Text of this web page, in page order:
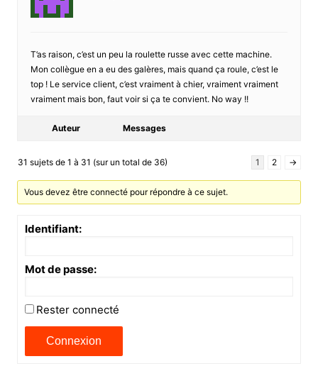
T’as raison, c’est un peu la roulette russe avec cette machine.
Mon collègue en a eu des galères, mais quand ça roule, c’est le
top ! Le service client, c’est vraiment à chier, vraiment vraiment
vraiment mais bon, faut voir si ça te convient. No way !!
Auteur Messages
31 sujets de 1 à 31 (sur un total de 36) 1 2 →
Vous devez être connecté pour répondre à ce sujet.
Identifiant:
Mot de passe:
Rester connecté
Connexion